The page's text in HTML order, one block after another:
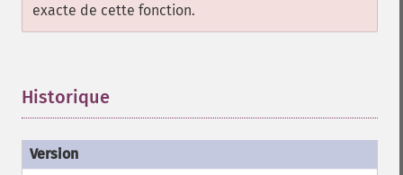
exacte de cette fonction.
Historique